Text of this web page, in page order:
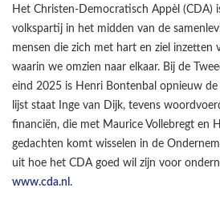
Het Christen-Democratisch Appèl (CDA)
volkspartij in het midden van de
mensen die zich met hart en ziel inzetten
waarin we omzien naar elkaar. Bij de
eind 2025 is Henri Bontenbal opnieuw
lijst staat Inge van Dijk, tevens
financiën, die met Maurice Vollebregt en
gedachten komt wisselen in de
uit hoe het CDA goed wil zijn voor
www.cda.nl .